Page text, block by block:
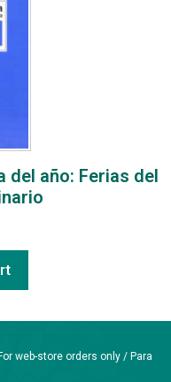
del año: Ferias del
For web-store orders only / Para